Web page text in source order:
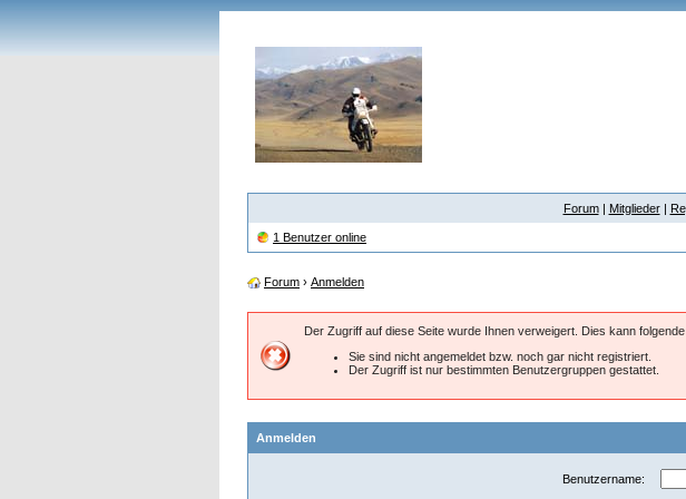
Forum| Mitglieder|
1 Benutzer online
Forum › Anmelden
Der Zugriff auf diese Seite wurde Ihnen verweigert. Dies kann
Sie sind nicht angemeldet bzw. noch gar nicht registriert.
Der Zugriff ist nur bestimmten Benutzergruppen gestattet.
Anmelden
Benutzername: